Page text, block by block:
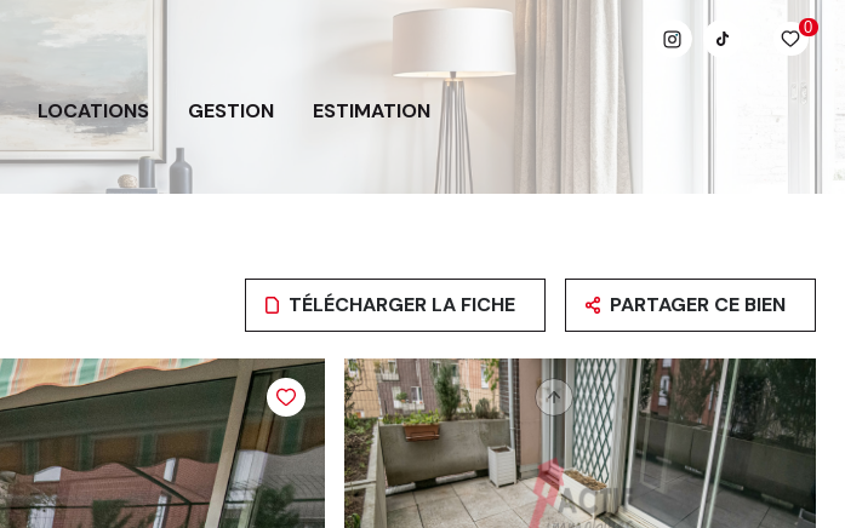
0
LOCATIONS GESTION ESTIMATION
TÉLÉCHARGER LA FICHE PARTAGER CE BIEN